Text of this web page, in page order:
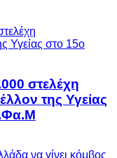
στελέχη
της Υγείας